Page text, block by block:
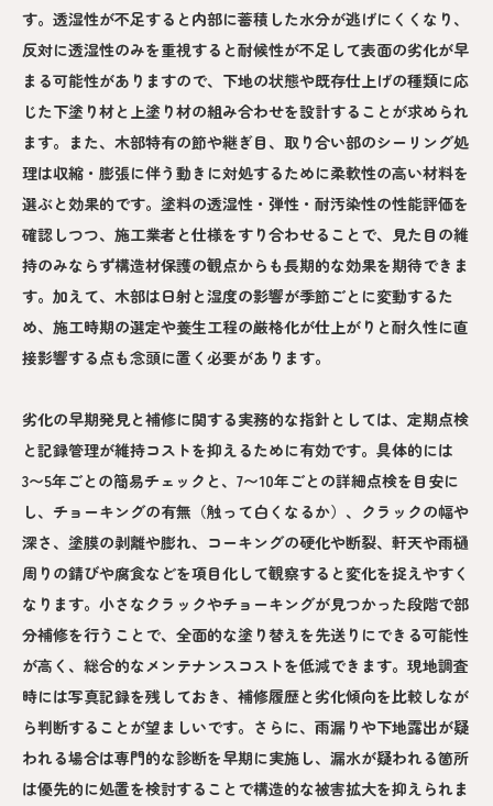
す。透湿性が不足すると内部に蓄積した水分が逃げにくくなり、
反対に透湿性のみを重視すると耐候性が不足して表面の劣化が早
まる可能性がありますので、下地の状態や既存仕上げの種類に応
じた下塗り材と上塗り材の組み合わせを設計することが求められ
ます。また、木部特有の節や継ぎ目、取り合い部のシーリング処
理は収縮・膨張に伴う動きに対処するために柔軟性の高い材料を
選ぶと効果的です。塗料の透湿性・弾性・耐汚染性の性能評価を
確認しつつ、施工業者と仕様をすり合わせることで、見た目の維
持のみならず構造材保護の観点からも長期的な効果を期待できま
す。加えて、木部は日射と湿度の影響が季節ごとに変動するた
め、施工時期の選定や養生工程の厳格化が仕上がりと耐久性に直
接影響する点も念頭に置く必要があります。
劣化の早期発見と補修に関する実務的な指針としては、定期点検
と記録管理が維持コストを抑えるために有効です。具体的には
3〜5年ごとの簡易チェックと、7〜10年ごとの詳細点検を目安に
し、チョーキングの有無（触って白くなるか）、クラックの幅や
深さ、塗膜の剥離や膨れ、コーキングの硬化や断裂、軒天や雨樋
周りの錆びや腐食などを項目化して観察すると変化を捉えやすく
なります。小さなクラックやチョーキングが見つかった段階で部
分補修を行うことで、全面的な塗り替えを先送りにできる可能性
が高く、総合的なメンテナンスコストを低減できます。現地調査
時には写真記録を残しておき、補修履歴と劣化傾向を比較しなが
ら判断することが望ましいです。さらに、雨漏りや下地露出が疑
われる場合は専門的な診断を早期に実施し、漏水が疑われる箇所
は優先的に処置を検討することで構造的な被害拡大を抑えられま